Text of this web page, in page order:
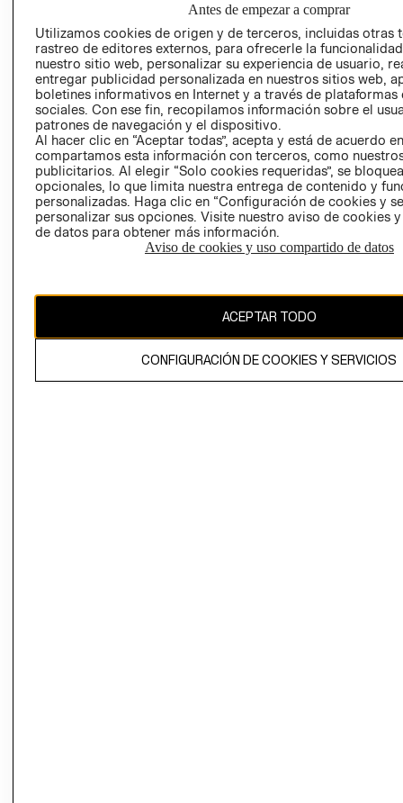
SOCIAL
PRENSA
RELACIÓN CON
INVERSIONISTAS
POLÍTICA
EMPRESARIAL
TIENDAS
- RETIRO EN
TIENDA
TÉRMINOS Y
AVISO DE
PRIVACIDAD
GIFT CARD
AVISO DE
Antes de empezar a comprar
Utilizamos cookies de origen y de terceros, incluidas otras
rastreo de editores externos, para ofrecerle la
nuestro sitio web, personalizar su experiencia de usuario,
entregar publicidad personalizada en nuestros sitios web,
boletines informativos en Internet y a través de plataformas
sociales. Con ese fin, recopilamos información sobre el
patrones de navegación y el dispositivo.
Al hacer clic en “Aceptar todas”, acepta y está de acuerdo
compartamos esta información con terceros, como
publicitarios. Al elegir “Solo cookies requeridas”, se
opcionales, lo que limita nuestra entrega de contenido y
personalizadas. Haga clic en “Configuración de cookies y
personalizar sus opciones. Visite nuestro aviso de cookies
de datos para obtener más información.
Aviso de cookies y uso compartido de datos
ACEPTAR TODO
CONFIGURACIÓN DE COOKIES Y SERVICIOS